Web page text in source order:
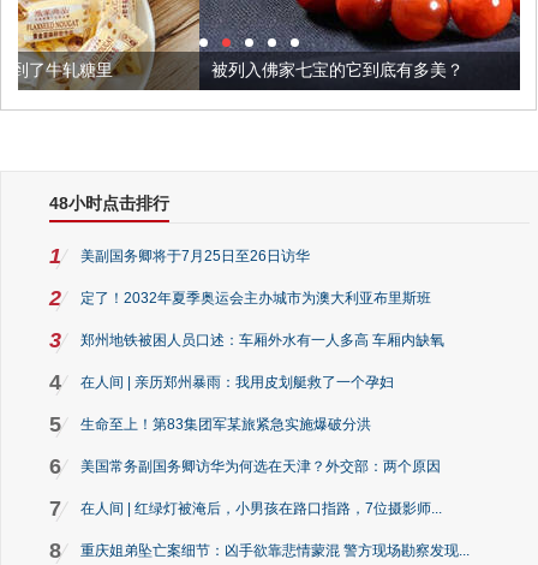
被列入佛家七宝的它到底有多美？
48小时点击排行
1 美副国务卿将于7月25日至26日访华
2 定了！2032年夏季奥运会主办城市为澳大利亚布里斯班
3 郑州地铁被困人员口述：车厢外水有一人多高 车厢内缺氧
4 在人间 | 亲历郑州暴雨：我用皮划艇救了一个孕妇
5 生命至上！第83集团军某旅紧急实施爆破分洪
6 美国常务副国务卿访华为何选在天津？外交部：两个原因
7 在人间 | 红绿灯被淹后，小男孩在路口指路，7位摄影师...
8 重庆姐弟坠亡案细节：凶手欲靠悲情蒙混 警方现场勘察发现...